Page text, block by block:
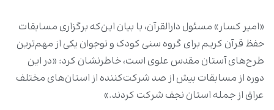
«امیر کسار» مسئول دارالقرآن، با بیان این‌که برگزاری مسابقات
حفظ قرآن کریم برای گروه سنی کودک و نوجوان یکی از مهم‌ترین
طرح‌های آستان مقدس علوی است، خاطرنشان کرد: «در این
دوره از مسابقات بیش از صد شرکت‌کننده از استان‌های مختلف
عراق از جمله استان نجف شرکت کردند.»